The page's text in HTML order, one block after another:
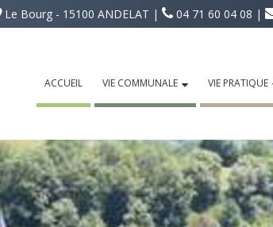
Le Bourg - 15100 ANDELAT | 04 71 60 04 08 |
ACCUEIL VIE COMMUNALE VIE PRATIQUE